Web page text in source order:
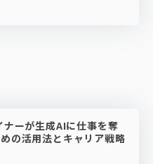
ーが生成AIに仕事を奪
の活用法とキャリア戦略